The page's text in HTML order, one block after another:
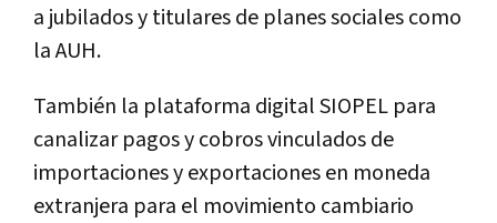
a jubilados y titulares de planes sociales como
la AUH.
También la plataforma digital SIOPEL para
canalizar pagos y cobros vinculados de
importaciones y exportaciones en moneda
extranjera para el movimiento cambiario